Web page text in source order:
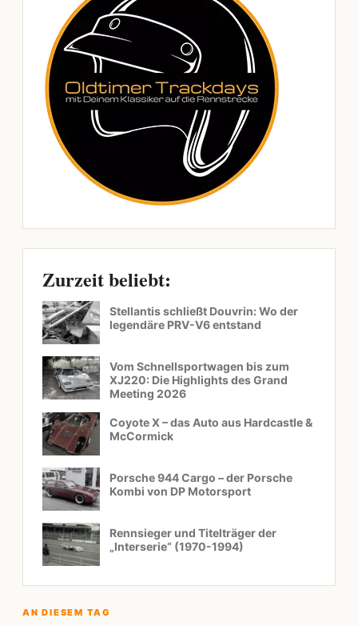
Zurzeit beliebt:
Stellantis schließt Douvrin: Wo der
legendäre PRV-V6 entstand
Vom Schnellsportwagen bis zum
XJ220: Die Highlights des Grand
Meeting 2026
Coyote X – das Auto aus Hardcastle &
McCormick
Porsche 944 Cargo – der Porsche
Kombi von DP Motorsport
Rennsieger und Titelträger der
„Interserie“ (1970-1994)
AN DIESEM TAG